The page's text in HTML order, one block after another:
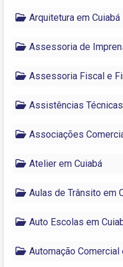
Arquitetura em Cuiabá
Assessoria de
Assessoria Fiscal e
Assistências
Associações
Atelier em Cuiabá
Aulas de Trânsito em
Auto Escolas em
Automação